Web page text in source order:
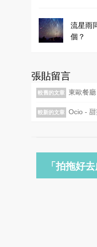
流星雨
個？
張貼留言
較舊的文章 東歐餐
較新的文章 Ocio - 甜
「拍拖好去